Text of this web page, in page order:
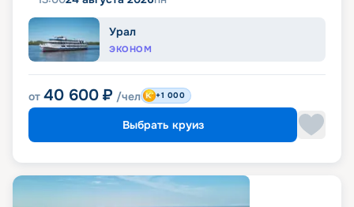
Урал
ЭКОНОМ
от 40 600 ₽ /чел +1 000
Выбрать круиз